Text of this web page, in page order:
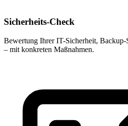
Sicherheits-Check
Bewertung Ihrer IT-Sicherheit,
– mit konkreten Maßnahmen.